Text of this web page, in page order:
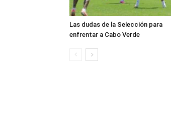
Las dudas de la Selección para
enfrentar a Cabo Verde